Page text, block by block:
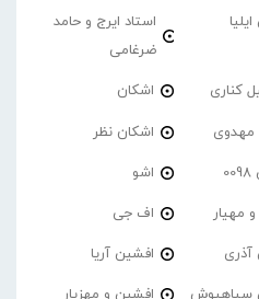
استاد ایرج و حامد
ضرغامی
کناری اشکان
مهدوی اشکان نظر
اشو
مهیار اف جی
آذری افشین آریا
سیاهپوش افشین و مهزیار